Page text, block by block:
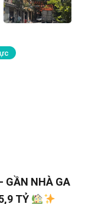
GẦN NHÀ GA
TỶ